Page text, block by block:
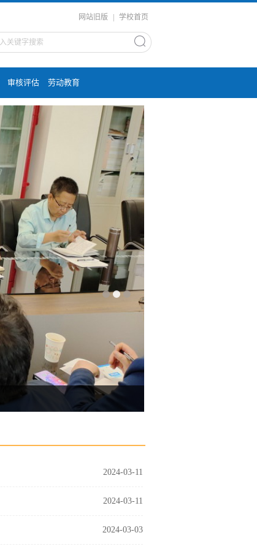
网站旧版 学校首页
审核评估 劳动教育
2024-03-11
2024-03-11
2024-03-03